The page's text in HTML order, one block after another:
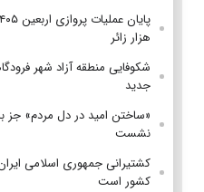
هزار زائر
شکوفایی منطقه آزاد شهر
جدید
«ساختن امید در دل مردم» جز
نشست
کشتیرانی جمهوری اسلامی
کشور است